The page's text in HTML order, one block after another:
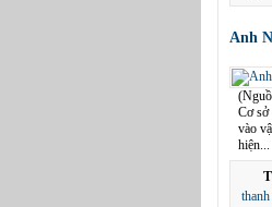
Anh
Cơ sở
vào
hiện...